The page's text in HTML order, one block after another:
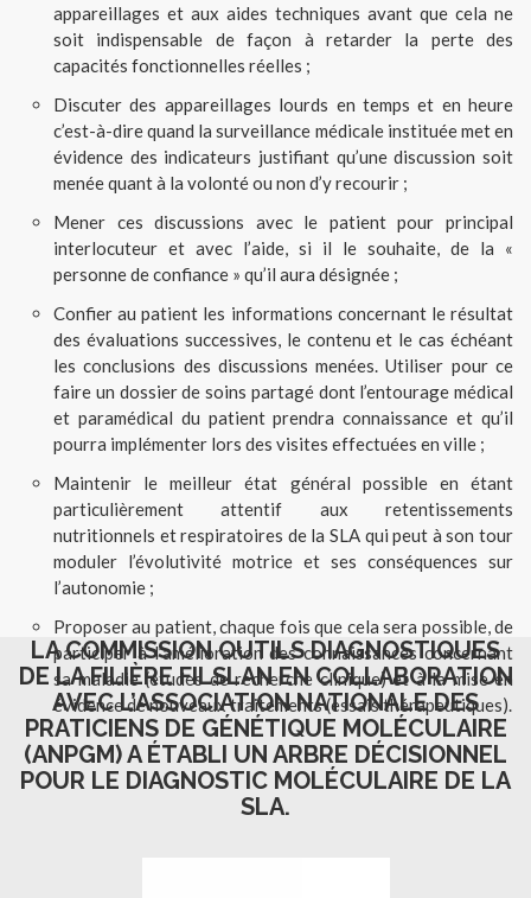
appareillages et aux aides techniques avant que cela ne
soit indispensable de façon à retarder la perte des
capacités fonctionnelles réelles ;
Discuter des appareillages lourds en temps et en heure
c’est-à-dire quand la surveillance médicale instituée met en
évidence des indicateurs justifiant qu’une discussion soit
menée quant à la volonté ou non d’y recourir ;
Mener ces discussions avec le patient pour principal
interlocuteur et avec l’aide, si il le souhaite, de la «
personne de confiance » qu’il aura désignée ;
Confier au patient les informations concernant le résultat
des évaluations successives, le contenu et le cas échéant
les conclusions des discussions menées. Utiliser pour ce
faire un dossier de soins partagé dont l’entourage médical
et paramédical du patient prendra connaissance et qu’il
pourra implémenter lors des visites effectuées en ville ;
Maintenir le meilleur état général possible en étant
particulièrement attentif aux retentissements
nutritionnels et respiratoires de la SLA qui peut à son tour
moduler l’évolutivité motrice et ses conséquences sur
l’autonomie ;
Proposer au patient, chaque fois que cela sera possible, de
participer à l’amélioration des connaissances concernant
sa maladie (études de recherche clinique) et à la mise en
évidence de nouveaux traitements (essais thérapeutiques).
LA COMMISSION OUTILS DIAGNOSTIQUES
DE LA FILIÈRE FILSLAN EN COLLABORATION
AVEC L’ASSOCIATION NATIONALE DES
PRATICIENS DE GÉNÉTIQUE MOLÉCULAIRE
(ANPGM) A ÉTABLI UN ARBRE DÉCISIONNEL
POUR LE DIAGNOSTIC MOLÉCULAIRE DE LA
SLA.